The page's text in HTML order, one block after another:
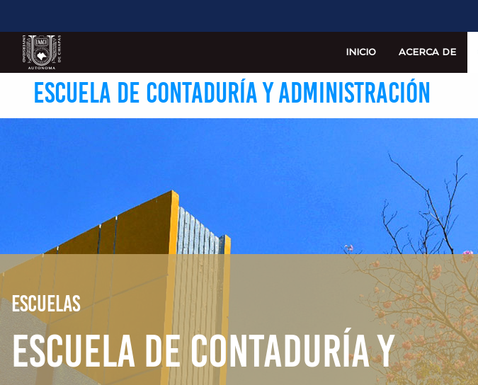
INICIO ACERCA DE
ESCUELA DE CONTADURÍA Y ADMINISTRACIÓN
ESCUELAS
ESCUELA DE CONTADURÍA Y